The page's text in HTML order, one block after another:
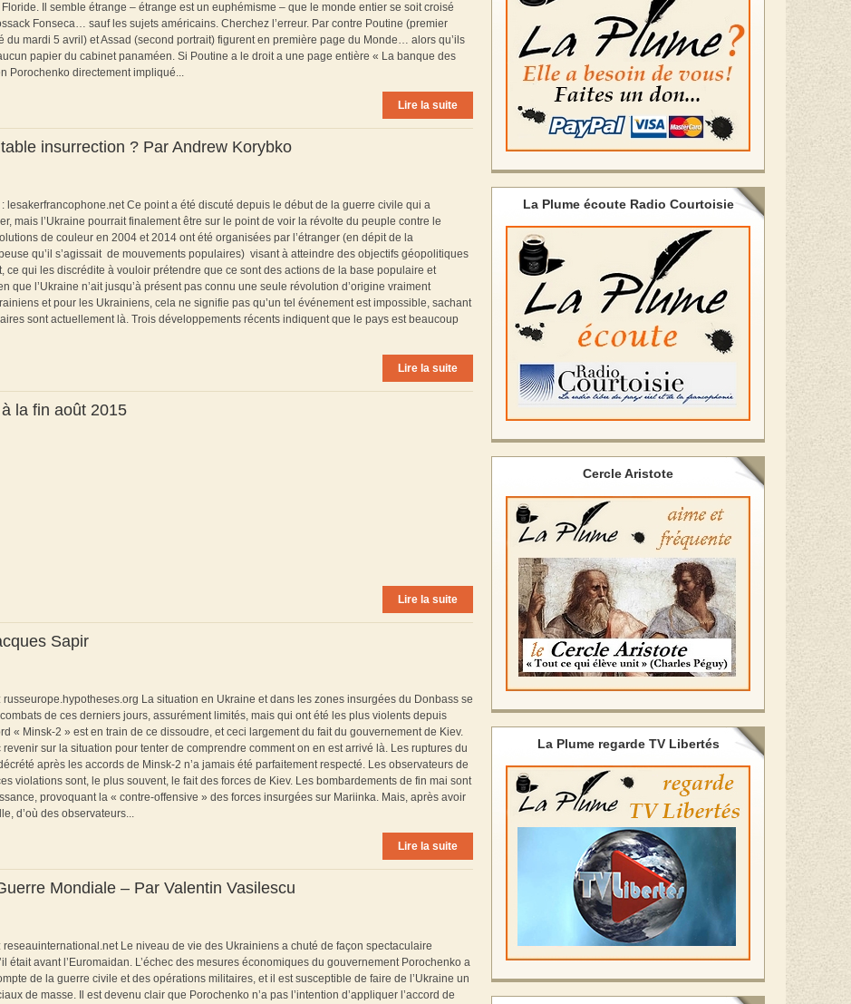
Il semble étrange – étrange est un euphémisme – que le monde entier se soit croisé
Fonseca… sauf les sujets américains. Cherchez l’erreur. Par contre Poutine (premier
du mardi 5 avril) et Assad (second portrait) figurent en première page du Monde… alors qu’ils
papier du cabinet panaméen. Si Poutine a le droit a une page entière « La banque des
Porochenko directement impliqué...
Lire la suite
insurrection ? Par Andrew Korybko
lesakerfrancophone.net Ce point a été discuté depuis le début de la guerre civile qui a
mais l’Ukraine pourrait finalement être sur le point de voir la révolte du peuple contre le
de couleur en 2004 et 2014 ont été organisées par l’étranger (en dépit de la
qu’il s’agissait de mouvements populaires) visant à atteindre des objectifs géopolitiques
ce qui les discrédite à vouloir prétendre que ce sont des actions de la base populaire et
que l’Ukraine n’ait jusqu’à présent pas connu une seule révolution d’origine vraiment
et pour les Ukrainiens, cela ne signifie pas qu’un tel événement est impossible, sachant
sont actuellement là. Trois développements récents indiquent que le pays est beaucoup
Lire la suite
la fin août 2015
Lire la suite
Sapir
La situation en Ukraine et dans les zones insurgées du Donbass se
de ces derniers jours, assurément limités, mais qui ont été les plus violents depuis
« Minsk-2 » est en train de ce dissoudre, et ceci largement du fait du gouvernement de Kiev.
sur la situation pour tenter de comprendre comment on en est arrivé là. Les ruptures du
après les accords de Minsk-2 n’a jamais été parfaitement respecté. Les observateurs de
violations sont, le plus souvent, le fait des forces de Kiev. Les bombardements de fin mai sont
provoquant la « contre-offensive » des forces insurgées sur Mariinka. Mais, après avoir
d’où des observateurs...
Lire la suite
Mondiale – Par Valentin Vasilescu
Le niveau de vie des Ukrainiens a chuté de façon spectaculaire
était avant l’Euromaidan. L’échec des mesures économiques du gouvernement Porochenko a
de la guerre civile et des opérations militaires, et il est susceptible de faire de l’Ukraine un
de masse. Il est devenu clair que Porochenko n’a pas l’intention d’appliquer l’accord de
La Plume écoute Radio Courtoisie
Cercle Aristote
La Plume regarde TV Libertés